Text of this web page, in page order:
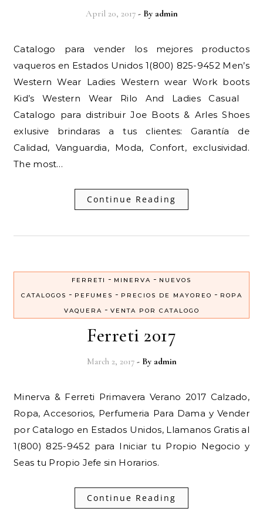
April 20, 2017 - By admin
Catalogo para vender los mejores productos
vaqueros en Estados Unidos 1(800) 825-9452 Men’s
Western Wear Ladies Western wear Work boots
Kid’s Western Wear Rilo And Ladies Casual
Catalogo para distribuir Joe Boots & Arles Shoes
exlusive brindaras a tus clientes: Garantía de
Calidad, Vanguardia, Moda, Confort, exclusividad.
The most…
Continue Reading
FERRETI - MINERVA - NUEVOS
CATALOGOS - PEFUMES - PRECIOS DE MAYOREO - ROPA
VAQUERA - VENTA POR CATALOGO
Ferreti 2017
March 2, 2017 - By admin
Minerva & Ferreti Primavera Verano 2017 Calzado,
Ropa, Accesorios, Perfumeria Para Dama y Vender
por Catalogo en Estados Unidos, Llamanos Gratis al
1(800) 825-9452 para Iniciar tu Propio Negocio y
Seas tu Propio Jefe sin Horarios.
Continue Reading